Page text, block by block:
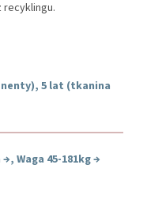
recyklingu.
5 lat (tkanina
→, Waga 45-181kg→